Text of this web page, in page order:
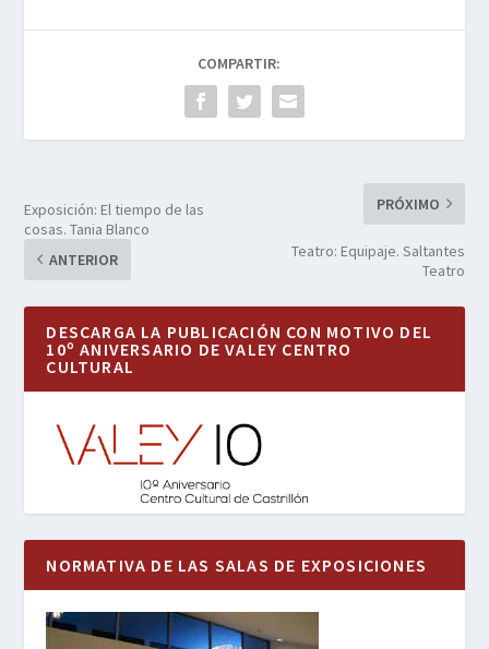
COMPARTIR:
Exposición: El tiempo de las
cosas. Tania Blanco
ANTERIOR
PRÓXIMO
Teatro: Equipaje. Saltantes
Teatro
DESCARGA LA PUBLICACIÓN CON MOTIVO DEL
10º ANIVERSARIO DE VALEY CENTRO
CULTURAL
NORMATIVA DE LAS SALAS DE EXPOSICIONES